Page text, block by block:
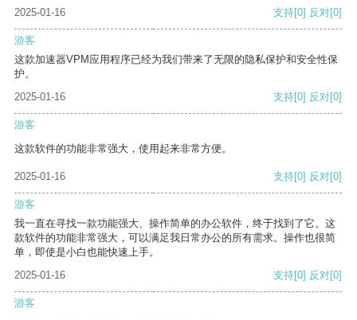
2025-01-16
支持[0] 反对[0]
游客
这款加速器VPM应用程序已经为我们带来了无限的隐私保护和安全性保
护。
2025-01-16
支持[0] 反对[0]
游客
这款软件的功能非常强大，使用起来非常方便。
2025-01-16 支持[0] 反对[0]
游客
我一直在寻找一款功能强大、操作简单的办公软件，终于找到了它。这
款软件的功能非常强大，可以满足我日常办公的所有需求。操作也很简
单，即使是小白也能快速上手。
2025-01-16
支持[0] 反对[0]
游客